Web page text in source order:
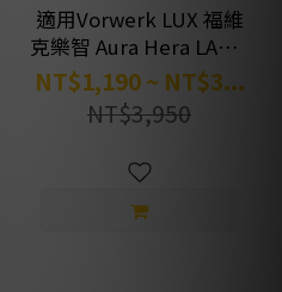
適用Vorwerk LUX 福維
克樂智 Aura Hera LACS-
1 抗菌HEPA濾芯 空氣清
淨機濾網 綠綠好日
NT$1,190 ~ NT$3...
NT$3,950